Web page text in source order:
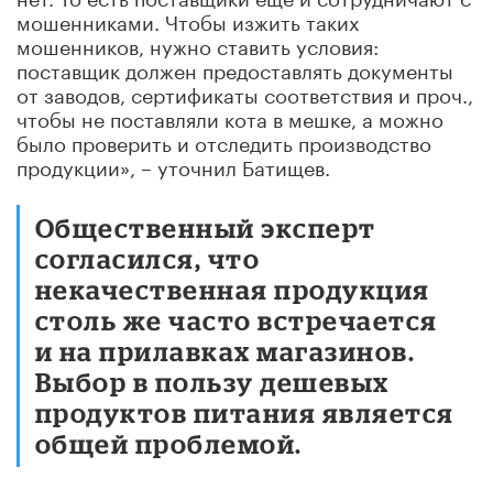
мошенниками. Чтобы изжить таких
мошенников, нужно ставить условия:
поставщик должен предоставлять документы
от заводов, сертификаты соответствия и проч.,
чтобы не поставляли кота в мешке, а можно
было проверить и отследить производство
продукции», – уточнил Батищев.
Общественный эксперт
согласился, что
некачественная продукция
столь же часто встречается
и на прилавках магазинов.
Выбор в пользу дешевых
продуктов питания является
общей проблемой.